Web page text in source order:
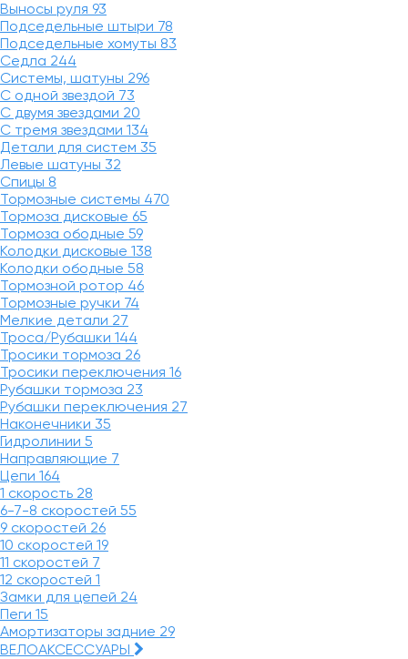
Выносы руля 93
Подседельные штыри 78
Подседельные хомуты 83
Седла 244
Системы, шатуны 296
С одной звездой 73
С двумя звездами 20
С тремя звездами 134
Детали для систем 35
Левые шатуны 32
Спицы 8
Тормозные системы 470
Тормоза дисковые 65
Тормоза ободные 59
Колодки дисковые 138
Колодки ободные 58
Тормозной ротор 46
Тормозные ручки 74
Мелкие детали 27
Троса/Рубашки 144
Тросики тормоза 26
Тросики переключения 16
Рубашки тормоза 23
Рубашки переключения 27
Наконечники 35
Гидролинии 5
Направляющие 7
Цепи 164
1 скорость 28
6-7-8 скоростей 55
9 скоростей 26
10 скоростей 19
11 скоростей 7
12 скоростей 1
Замки для цепей 24
Пеги 15
Амортизаторы задние 29
ВЕЛОАКСЕССУАРЫ